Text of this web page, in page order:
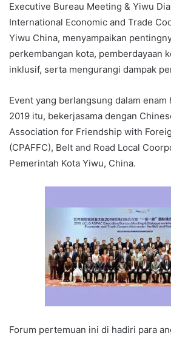
Executive Bureau Meeting & Yiwu
International Economic and Trade
Yiwu China, menyampaikan
perkembangan kota, pemberdayaan
inklusif, serta mengurangi dampak
Event yang berlangsung dalam enam
2019 itu, bekerjasama dengan
Association for Friendship with
(CPAFFC), Belt and Road Local
Pemerintah Kota Yiwu, China.
Forum pertemuan ini di hadiri para